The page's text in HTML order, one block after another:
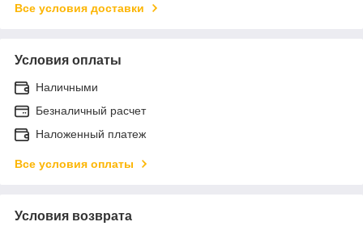
Все условия доставки
Условия оплаты
Наличными
Безналичный расчет
Наложенный платеж
Все условия оплаты
Условия возврата